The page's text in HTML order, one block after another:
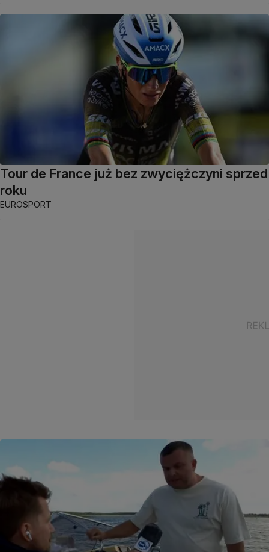
Tour de France już bez zwyciężczyni sprzed
roku
EUROSPORT